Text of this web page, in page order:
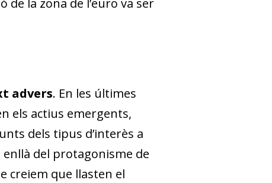
advers. En les últimes
els actius emergents,
dels tipus d’interès a
del protagonisme de
creiem que llasten el